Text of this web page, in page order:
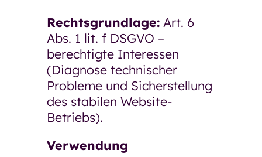
Rechtsgrundlage:Art. 6
Abs. 1 lit. f DSGVO –
berechtigte Interessen
(Diagnose technischer
Probleme und Sicherstellung
des stabilen Website-
Betriebs).
Verwendung